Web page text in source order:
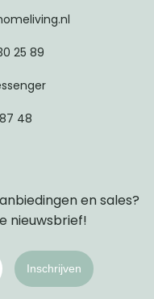
25 89
87 48
en sales?
nieuwsbrief!
Inschrijven